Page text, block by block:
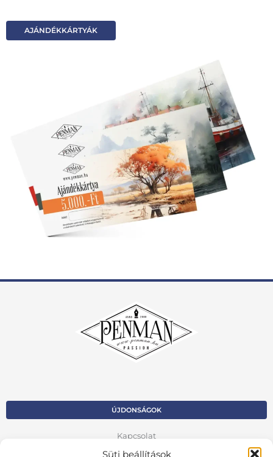
Süti beállítások
AJÁNDÉKKÁRTYÁK
ÚJDONSÁGOK
Kapcsolat